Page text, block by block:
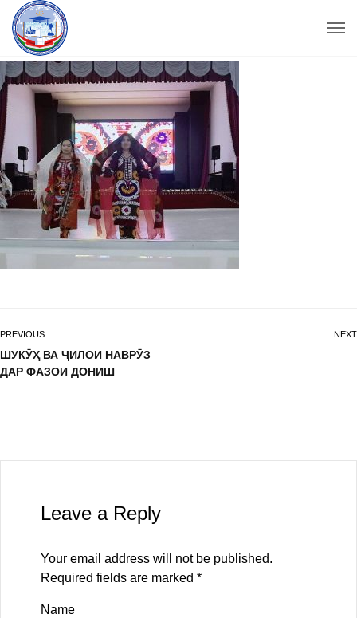
PREVIOUS
ШУКӮҲ ВА ҶИЛОИ НАВРӮЗ
ДАР ФАЗОИ ДОНИШ
NEXT
Leave a Reply
Your email address will not be published.
Required fields are marked *
Name